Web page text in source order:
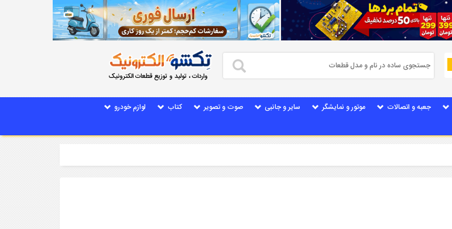
واردات ، تولید و توزیع قطعات الکترونیک
جعبه و اتصالات موتور و نمایشگر سایر و جانبی صوت و تصویر کتاب
لوازم خودرو